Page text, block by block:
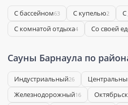
С бассейном63 С купелью2 С
С комнатой отдыха4 Со своей
Сауны Барнаула по
Индустриальный26
Железнодорожный16